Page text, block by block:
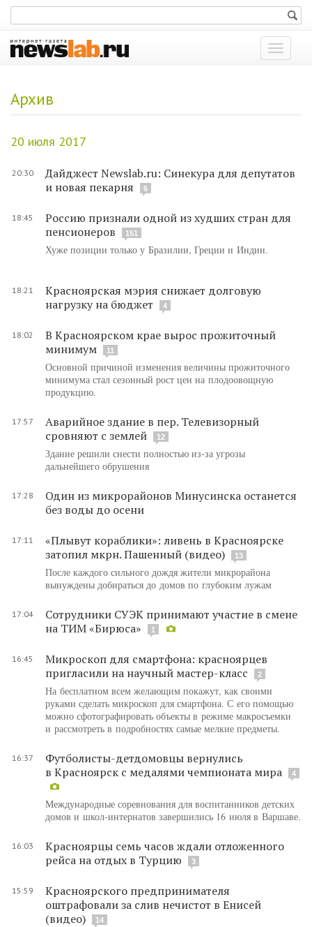
Показать
меню
Архив
20 июля 2017
20:30
Дайджест Newslab.ru: Синекура для депутатов
и новая пекарня
6
18:45
Россию признали одной из худших стран для
пенсионеров
151
Хуже позиции только у Бразилии, Греции и Индии.
18:21
Красноярская мэрия снижает долговую
нагрузку на бюджет
4
18:02
В Красноярском крае вырос прожиточный
минимум
11
Основной причиной изменения величины прожиточного
минимума стал сезонный рост цен на плодоовощную
продукцию.
17:57
Аварийное здание в пер. Телевизорный
сровняют с землей
12
Здание решили снести полностью из-за угрозы
дальнейшего обрушения
17:28
Один из микрорайонов Минусинска останется
без воды до осени
17:11
«Плывут кораблики»: ливень в Красноярске
затопил мкрн. Пашенный (видео)
13
После каждого сильного дождя жители микрорайона
вынуждены добираться до домов по глубоким лужам
17:04
Сотрудники СУЭК принимают участие в смене
на ТИМ «Бирюса»
1
16:45
Микроскоп для смартфона: красноярцев
пригласили на научный мастер-класс
2
На бесплатном всем желающим покажут, как своими
руками сделать микроскоп для смартфона. С его помощью
можно сфотографировать объекты в режиме макросъемки
и рассмотреть в подробностях самые мелкие предметы.
16:37
Футболисты-детдомовцы вернулись
в Красноярск с медалями чемпионата мира
4
Международные соревнования для воспитанников детских
домов и школ-интернатов завершились 16 июля в Варшаве.
16:03
Красноярцы семь часов ждали отложенного
рейса на отдых в Турцию
3
15:59
Красноярского предпринимателя
оштрафовали за слив нечистот в Енисей
(видео)
14